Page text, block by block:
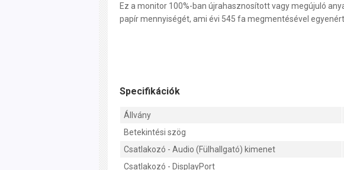
Ez a monitor 100%-ban újrahasznosított vagy megújuló
papír mennyiségét, ami évi 545 fa megmentésével
Specifikációk
Állvány
Betekintési szög
Csatlakozó - Audio (Fülhallgató) kimenet
Csatlakozó - DisplayPort